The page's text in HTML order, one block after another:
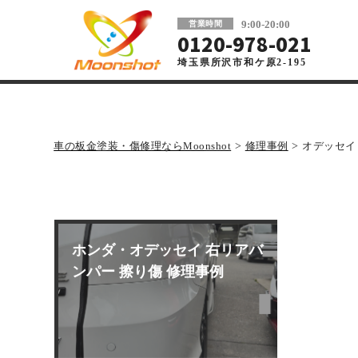
営業時間 9:00-20:00
0120-978-021
埼玉県所沢市和ケ原2-195
車の板金塗装・傷修理ならMoonshot > 修理事例 > オデッセイ
ホンダ・オデッセイ 右リアバ
ンパー 擦り傷 修理事例